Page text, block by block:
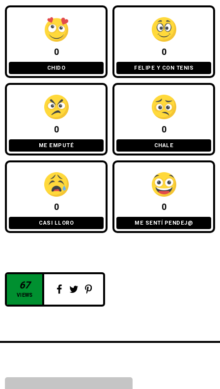
67
VIEWS
0
CHIDO
0
FELIPE Y CON TENIS
0
ME EMPUTÉ
0
CHALE
0
CASI LLORO
0
ME SENTÍ PENDEJ@